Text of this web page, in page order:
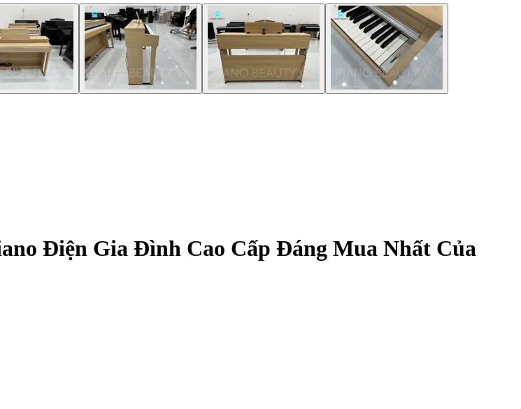
Điện Gia Đình Cao Cấp Đáng Mua Nhất Của